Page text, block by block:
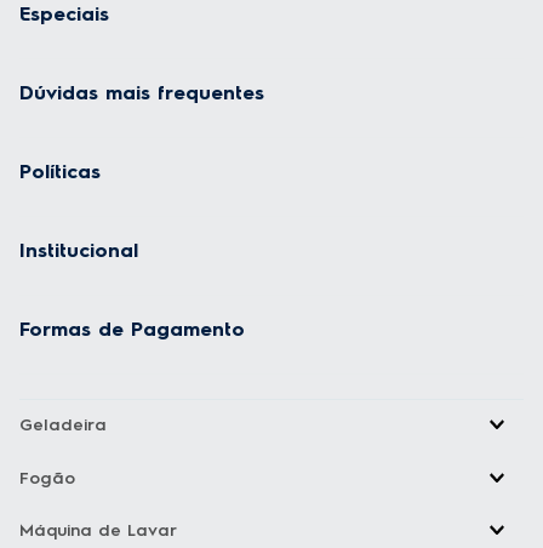
Especiais
Dúvidas mais frequentes
Políticas
Institucional
Formas de Pagamento
Geladeira
Fogão
Máquina de Lavar